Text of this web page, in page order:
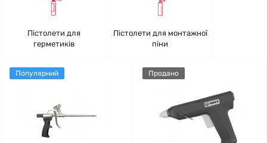
Пістолети для
герметиків
Пістолети для монтажної
піни
Популярний Продано